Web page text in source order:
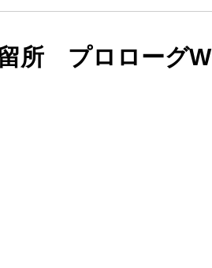
所 プロローグW